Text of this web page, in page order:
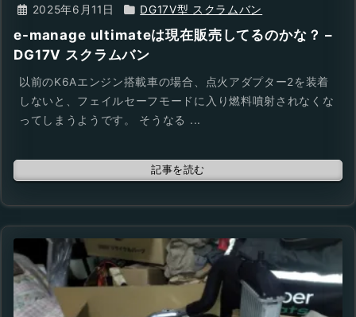
2025年6月11日 DG17V型 スクラムバン
e-manage ultimateは現在販売してるのかな？ –
DG17V スクラムバン
以前のK6Aエンジン搭載車の場合、点火アダプター2を装着
しないと、フェイルセーフモードに入り燃料噴射されなくな
ってしまうようです。 そうなる ...
記事を読む